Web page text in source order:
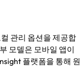
관리 옵션을 제공합
모델은 모바일 앱이
플랫폼을 통해 원